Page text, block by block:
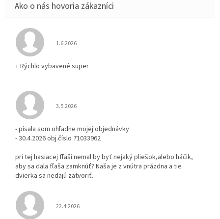
Hodnotenie obchodu je 5 z 5 hviezdičiek.
1.6.2026
+ Rýchlo vybavené super
Hodnotenie obchodu je 3 z 5 hviezdičiek.
3.5.2026
- písala som ohľadne mojej objednávky
- 30.4.2026 obj.číslo 71033962
pri tej hasiacej fľaši nemal by byť nejaký pliešok,alebo háčik,
aby sa dala fľaša zamknúť? Naša je z vnútra prázdna a tie
dvierka sa nedajú zatvoriť.
Hodnotenie obchodu je 5 z 5 hviezdičiek.
22.4.2026